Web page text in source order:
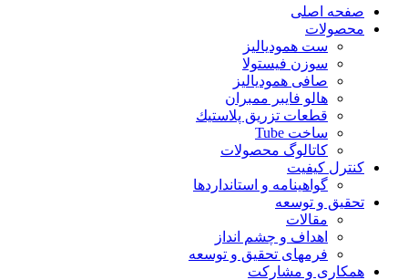
صفحه اصلی
محصولات
ست همودیالیز
سوزن فیستولا
صافی همودیالیز
هالو فایبر ممبران
قطعات تزريق پلاستيك
ساخت Tube
کاتالوگ محصولات
کنترل کیفیت
گواهينامه و استانداردها
تحقيق و توسعه
مقالات
اهداف و چشم انداز
فرمهای تحقیق و توسعه
همکاری و مشارکت